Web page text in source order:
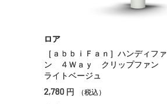
ロア
［ａｂｂｉＦａｎ］ハンディファ
ン ４Ｗａｙ クリップファン
ライトベージュ
2,780 円 （税込）